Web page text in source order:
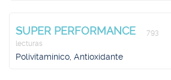
SUPER PERFORMANCE
793
lecturas
Polivitamínico, Antioxidante